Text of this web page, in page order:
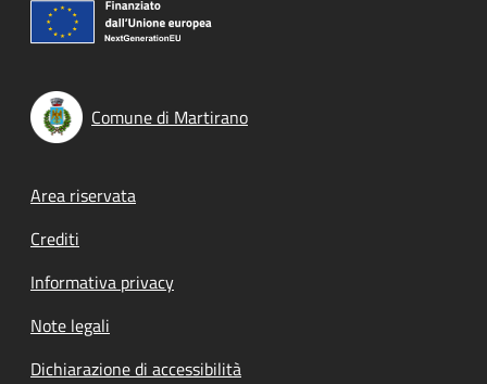
Comune di Martirano
Footer menu
Area riservata
Crediti
Informativa privacy
Note legali
Dichiarazione di accessibilità